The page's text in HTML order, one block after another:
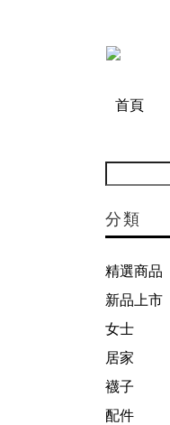
首頁
分類
精選商品
新品上市
女士
居家
襪子
配件